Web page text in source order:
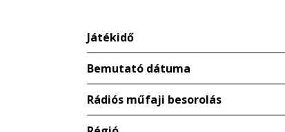
Játékidő
Bemutató dátuma
Rádiós műfaji besorolás